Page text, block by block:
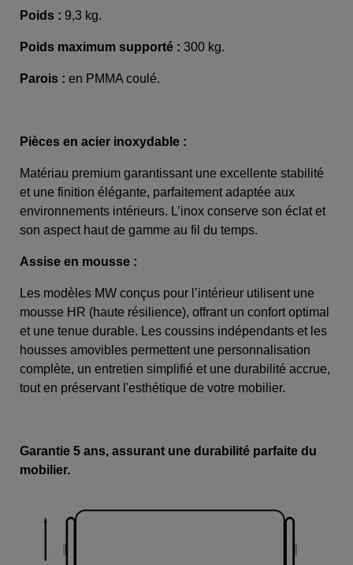
Poids : 9,3 kg.
Poids maximum supporté : 300 kg.
Parois : en PMMA coulé.
Pièces en acier inoxydable :
Matériau premium garantissant une excellente stabilité
et une finition élégante, parfaitement adaptée aux
environnements intérieurs. L’inox conserve son éclat et
son aspect haut de gamme au fil du temps.
Assise en mousse :
Les modèles MW conçus pour l’intérieur utilisent une
mousse HR (haute résilience), offrant un confort optimal
et une tenue durable. Les coussins indépendants et les
housses amovibles permettent une personnalisation
complète, un entretien simplifié et une durabilité accrue,
tout en préservant l'esthétique de votre mobilier.
Garantie 5 ans, assurant une durabilité parfaite du
mobilier.